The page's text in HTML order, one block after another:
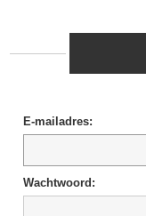
E-mailadres:
Wachtwoord: